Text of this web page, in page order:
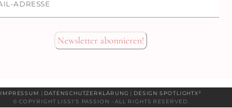
Newsletter abonnieren!
IMPRESSUM | DATENSCHUTZERKLÄRUNG | DESIGN SPOTLIGHTX²
© COPYRIGHT LISSI'S PASSION - ALL RIGHTS RESERVED.